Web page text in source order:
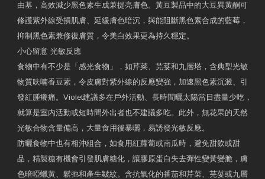
由基，高效減少黑色素生成兼提亮膚色。黃豆製品中的大豆異黃酮可
修護紫外線受損肌膚、延緩膚色暗沉，與能阻斷黑色素合成的藍莓，
抑制黑色素兼修復膚質，令美白效果更為持久穩定。
小心留意 光敏反應
食物中有不少是「感光食物」，如芹菜、芫荽和九層塔，含典型光敏
物質呋喃香豆素，令皮膚對紫外線的反應變強，加速黑色素沉澱、引
發紅腫癢痛。Violet建議多在戶外活動、長時間曬太陽當日盡量少吃，
就算是室內活動或短時間外出者也不建議多吃。此外，無花果的天然
光敏合物含量偏高，大量食用後暴曬，易誘發光敏反應。
防曬食物中也有相沖組合，如食用紅蘿蔔或南瓜時，避免甜飲或甜
品，精製糖有機會引發肌膚糖化，讓膠原蛋白失去彈性變黃變脆，膚
色暗啞蠟黃、鬆弛和產生皺紋。含抗氧化的番茄和芹菜、芫荽或九層